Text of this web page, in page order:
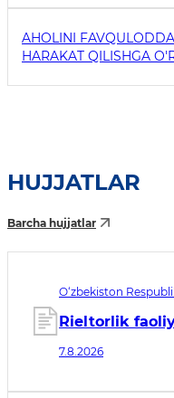
AHOLINI
HARAKAT QILISHGA
HUJJATLAR
Barcha hujjatlar
O‘zbekiston
Rieltorlik
7.8.2026